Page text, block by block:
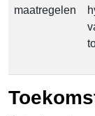
maatregelen